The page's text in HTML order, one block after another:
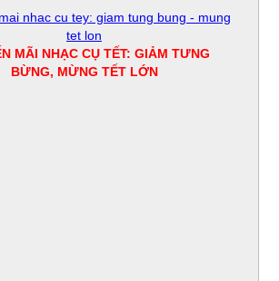
MÃI NHẠC CỤ TẾT: GIẢM TƯNG
BỪNG, MỪNG TẾT LỚN